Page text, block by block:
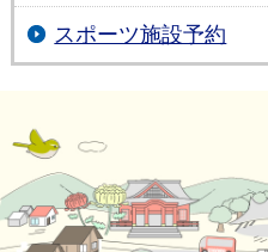
スポーツ施設予約